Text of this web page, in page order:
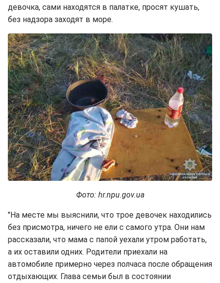
девочка, сами находятся в палатке, просят кушать,
без надзора заходят в море.
Фото: hr.npu.gov.ua
"На месте мы выяснили, что трое девочек находились
без присмотра, ничего не ели с самого утра. Они нам
рассказали, что мама с папой уехали утром работать,
а их оставили одних. Родители приехали на
автомобиле примерно через полчаса после обращения
отдыхающих. Глава семьи был в состоянии